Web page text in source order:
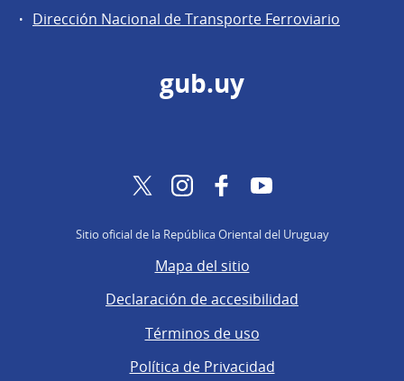
Dirección Nacional de Transporte Ferroviario
gub.uy
TwitterInstagramFacebookYouTube
Sitio oficial de la República Oriental del Uruguay
Mapa del sitio
Declaración de accesibilidad
Términos de uso
Política de Privacidad